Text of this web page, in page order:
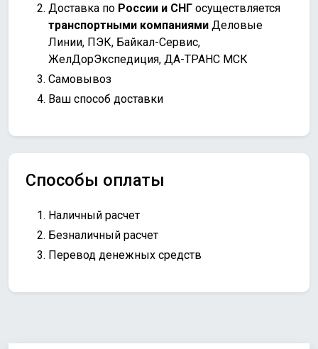
Доставка по России и СНГ осуществляется
транспортными компаниями Деловые
Линии, ПЭК, Байкал-Сервис,
ЖелДорЭкспедиция, ДА-ТРАНС МСК
Самовывоз
Ваш способ доставки
Способы оплаты
Наличный расчет
Безналичный расчет
Перевод денежных средств